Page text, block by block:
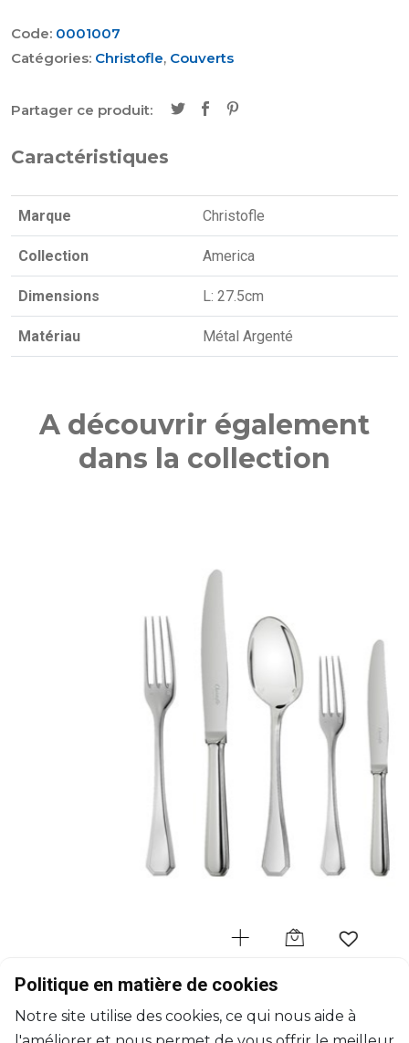
Code: 0001007
Catégories: Christofle, Couverts
Partager ce produit:
Caractéristiques
Marque Christofle
Collection America
Dimensions L: 27.5cm
Matériau Métal Argenté
A découvrir également
dans la collection
CHRISTOFLE
Ensemble 36 pièces en métal argenté
Politique en matière de cookies
Notre site utilise des cookies, ce qui nous aide à